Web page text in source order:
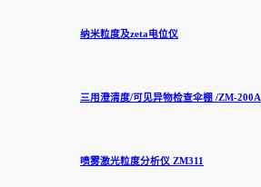
纳米粒度及zeta电位仪
三用澄清度/可见异物检查伞棚 /ZM-200A
喷雾激光粒度分析仪 ZM311